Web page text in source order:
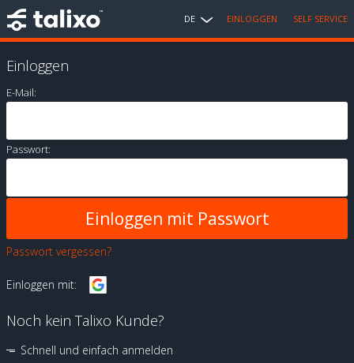
DE EINLOGGEN SELF SERVICE
Einloggen
E-Mail:
Passwort:
Passwort vergessen?
Einloggen mit:
Noch kein Talixo Kunde?
Schnell und einfach anmelden